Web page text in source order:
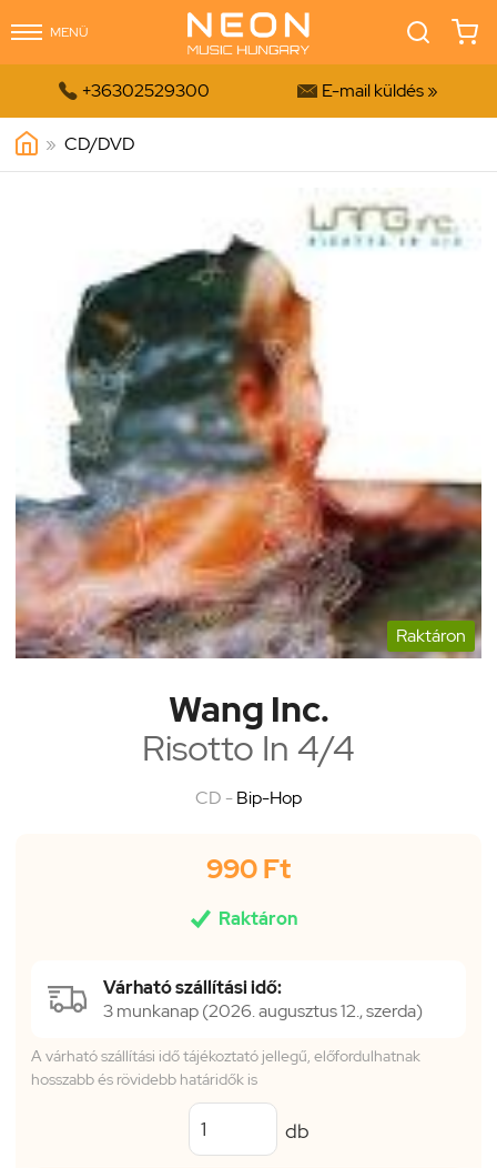
MENÜ
 +36302529300  E-mail küldés »
» CD/DVD
Raktáron
Wang Inc.
Risotto In 4/4
CD -Bip-Hop
990 Ft
 Raktáron
Várható szállítási idő:
3 munkanap (2026. augusztus 12., szerda)
A várható szállítási idő tájékoztató jellegű, előfordulhatnak
hosszabb és rövidebb határidők is
db